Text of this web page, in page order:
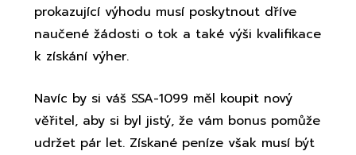
prokazující výhodu musí poskytnout dříve
naučené žádosti o tok a také výši kvalifikace
k získání výher.
Navíc by si váš SSA-1099 měl koupit nový
věřitel, aby si byl jistý, že vám bonus pomůže
udržet pár let. Získané peníze však musí být